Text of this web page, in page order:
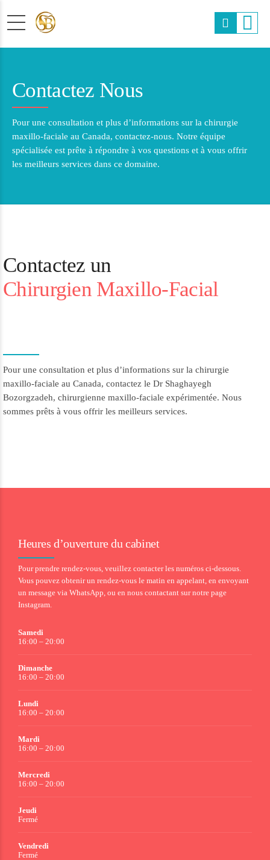
Contactez Nous
Pour une consultation et plus d’informations sur la chirurgie
maxillo-faciale au Canada, contactez-nous. Notre équipe
spécialisée est prête à répondre à vos questions et à vous offrir
les meilleurs services dans ce domaine.
Contactez un
Chirurgien Maxillo-Facial
Pour une consultation et plus d’informations sur la chirurgie
maxillo-faciale au Canada, contactez le Dr Shaghayegh
Bozorgzadeh, chirurgienne maxillo-faciale expérimentée. Nous
sommes prêts à vous offrir les meilleurs services.
Heures d’ouverture du cabinet
Pour prendre rendez-vous, veuillez contacter les numéros ci-dessous.
Vous pouvez obtenir un rendez-vous le matin en appelant, en envoyant
un message via WhatsApp, ou en nous contactant sur notre page
Instagram.
Samedi
16:00 – 20:00
Dimanche
16:00 – 20:00
Lundi
16:00 – 20:00
Mardi
16:00 – 20:00
Mercredi
16:00 – 20:00
Jeudi
Fermé
Vendredi
Fermé